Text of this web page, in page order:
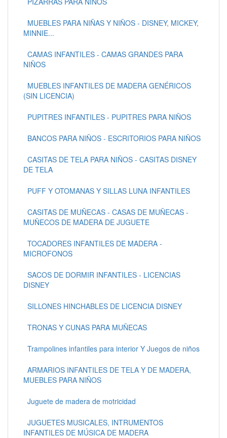
MUEBLES PARA NIÑAS Y NIÑOS - DISNEY, MICKEY,
MINNIE...
CAMAS INFANTILES - CAMAS GRANDES PARA
NIÑOS
MUEBLES INFANTILES DE MADERA GENÉRICOS
(SIN LICENCIA)
PUPITRES INFANTILES - PUPITRES PARA NIÑOS
BANCOS PARA NIÑOS - ESCRITORIOS PARA NIÑOS
CASITAS DE TELA PARA NIÑOS - CASITAS DISNEY
DE TELA
PUFF Y OTOMANAS Y SILLAS LUNA INFANTILES
CASITAS DE MUÑECAS - CASAS DE MUÑECAS -
MUÑECOS DE MADERA DE JUGUETE
TOCADORES INFANTILES DE MADERA -
MICROFONOS
SACOS DE DORMIR INFANTILES - LICENCIAS
DISNEY
SILLONES HINCHABLES DE LICENCIA DISNEY
TRONAS Y CUNAS PARA MUÑECAS
Trampolines infantiles para interior Y Juegos de niños
ARMARIOS INFANTILES DE TELA Y DE MADERA,
MUEBLES PARA NIÑOS
Juguete de madera de motricidad
JUGUETES MUSICALES, INTRUMENTOS
INFANTILES DE MÚSICA DE MADERA